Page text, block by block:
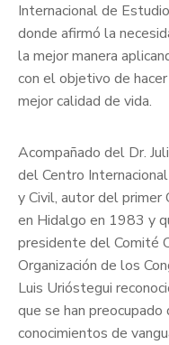
Internacional de
donde afirmó la
la mejor manera
con el objetivo de
mejor calidad de vida.
Acompañado del Dr.
del Centro
y Civil, autor del primer
en Hidalgo en 1983 y
presidente del Comité
Organización de los
Luis Urióstegui
que se han
conocimientos de